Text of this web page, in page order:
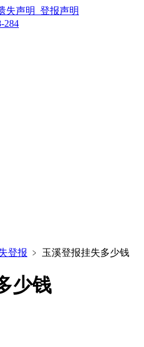
失声明_登报声明
284
登报 ﹥ 玉溪登报挂失多少钱
少钱